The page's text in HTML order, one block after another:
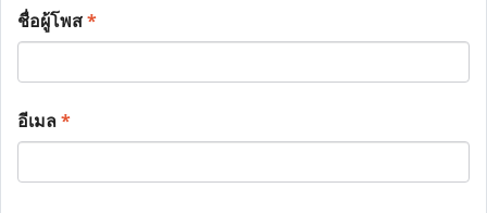
ชื่อผู้โพส*
อีเมล*